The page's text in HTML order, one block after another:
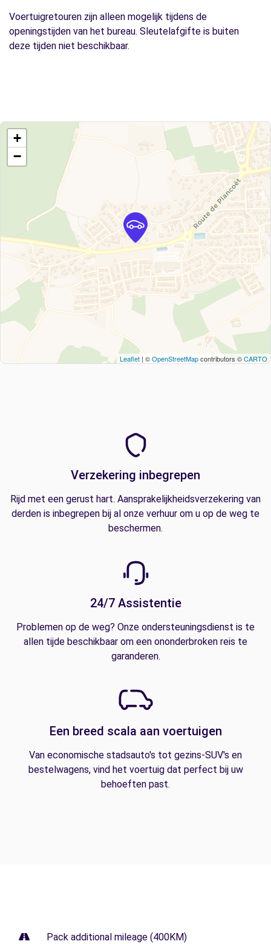
Voertuigretouren zijn alleen mogelijk tijdens de
openingstijden van het bureau. Sleutelafgifte is buiten
deze tijden niet beschikbaar.
+
−
Leaflet | ©OpenStreetMapcontributors ©CARTO
Verzekering inbegrepen
Rijd met een gerust hart. Aansprakelijkheidsverzekering van
derden is inbegrepen bij al onze verhuur om u op de weg te
beschermen.
24/7 Assistentie
Problemen op de weg? Onze ondersteuningsdienst is te
allen tijde beschikbaar om een ononderbroken reis te
garanderen.
Een breed scala aan voertuigen
Van economische stadsauto's tot gezins-SUV's en
bestelwagens, vind het voertuig dat perfect bij uw
behoeften past.
Pack additional mileage (400KM)